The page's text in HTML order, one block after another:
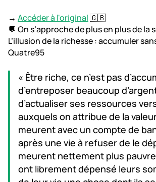
→ Accéder à l'original🇬🇧
💬 On s’approche de plus en plus de
L’illusion de la richesse : accumuler
Quatre95
« Être riche, ce n’est pas
d’entreposer beaucoup
d’actualiser ses ressources
auxquels on attribue de la
meurent avec un compte de
après une vie à refuser de le
meurent nettement plus
ont librement dépensé leurs